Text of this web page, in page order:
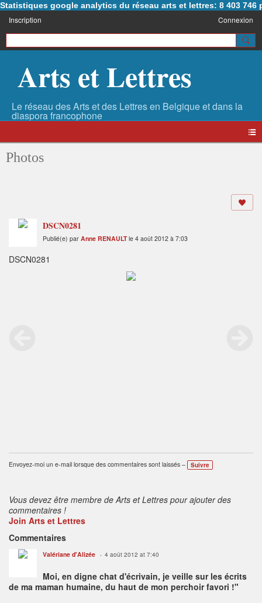
Statistiques google analytics du réseau arts et lettres: 8 403 746
Inscription Connexion
Arts et Lettres
Photos
DSCN0281
Publié(e) par Anne RENAULTle 4 août 2012 à 7:03
DSCN0281
Envoyez-moi un e-mail lorsque des commentaires sont laissés – Suivre
Vous devez être membre de Arts et Lettres pour ajouter des
commentaires !
Join Arts et Lettres
Commentaires
Valériane d'Alizée 4 août 2012 at 7:40
Moi, en digne chat d'écrivain, je veille sur les écrits
de ma maman humaine, du haut de mon perchoir favori !"